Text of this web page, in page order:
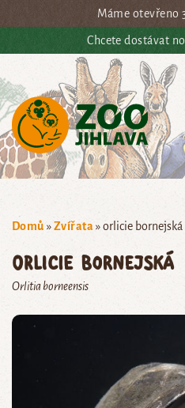
Přejít na hlavní obsahMáme otevřeno
Chcete dostávat
Domů »Zvířata»orlicie bornejská
orlicie bornejská
Orlitia borneensis